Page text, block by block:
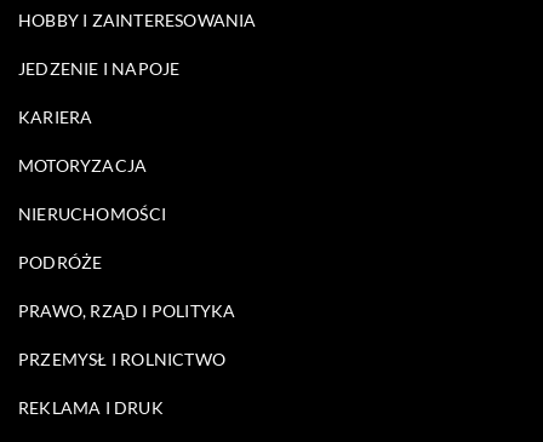
HOBBY I ZAINTERESOWANIA
JEDZENIE I NAPOJE
KARIERA
MOTORYZACJA
NIERUCHOMOŚCI
PODRÓŻE
PRAWO, RZĄD I POLITYKA
PRZEMYSŁ I ROLNICTWO
REKLAMA I DRUK